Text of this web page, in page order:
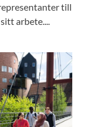
till
arbete....